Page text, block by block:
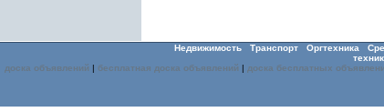
Недвижимость
Транспорт Оргтехника
доска объявлений | бесплатная доска объявлений | доска бесплатных